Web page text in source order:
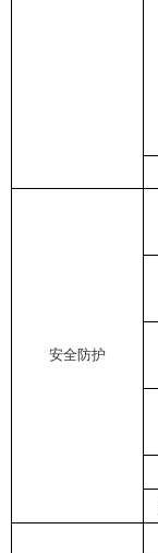
安全防护